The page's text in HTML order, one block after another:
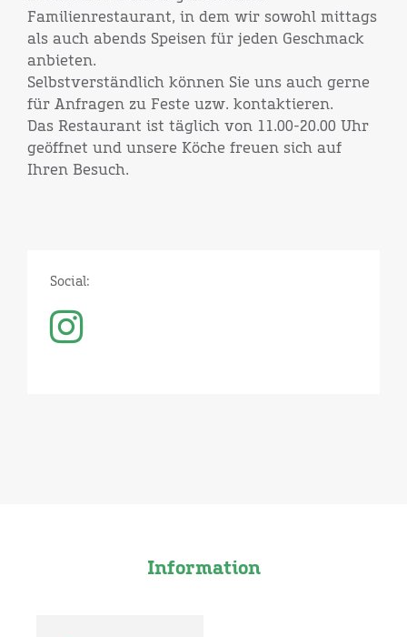
Familienrestaurant, in dem wir sowohl mittags
als auch abends Speisen für jeden Geschmack
anbieten.
Selbstverständlich können Sie uns auch gerne
für Anfragen zu Feste uzw. kontaktieren.
Das Restaurant ist täglich von 11.00-20.00 Uhr
geöffnet und unsere Köche freuen sich auf
Ihren Besuch.
Social:
Information